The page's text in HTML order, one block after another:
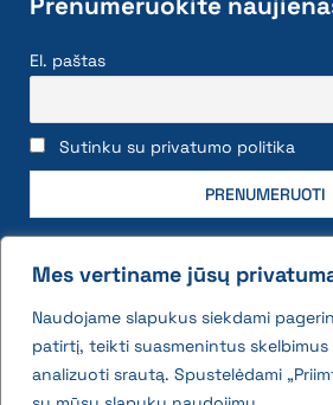
Mes vertiname jūsų
Naudojame slapukus siekdami
patirtį, teikti suasmenintus
analizuoti srautą. Spustelėdami
Prenumeruokite
El. paštas
Sutinku su privatumo politika
2026 © All rights reserved | VĮ
centras